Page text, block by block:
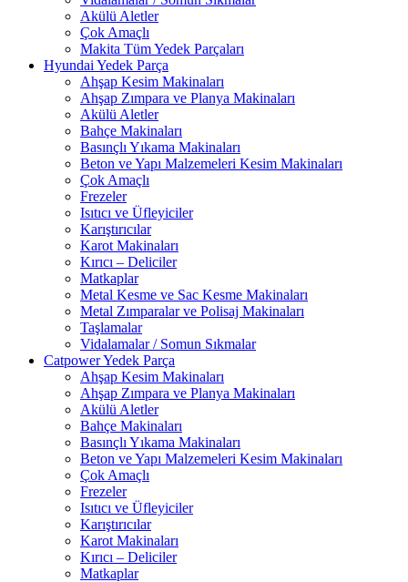
Akülü Aletler
Çok Amaçlı
Makita Tüm Yedek Parçaları
Hyundai Yedek Parça
Ahşap Kesim Makinaları
Ahşap Zımpara ve Planya Makinaları
Akülü Aletler
Bahçe Makinaları
Basınçlı Yıkama Makinaları
Beton ve Yapı Malzemeleri Kesim Makinaları
Çok Amaçlı
Frezeler
Isıtıcı ve Üfleyiciler
Karıştırıcılar
Karot Makinaları
Kırıcı – Deliciler
Matkaplar
Metal Kesme ve Sac Kesme Makinaları
Metal Zımparalar ve Polisaj Makinaları
Taşlamalar
Vidalamalar / Somun Sıkmalar
Catpower Yedek Parça
Ahşap Kesim Makinaları
Ahşap Zımpara ve Planya Makinaları
Akülü Aletler
Bahçe Makinaları
Basınçlı Yıkama Makinaları
Beton ve Yapı Malzemeleri Kesim Makinaları
Çok Amaçlı
Frezeler
Isıtıcı ve Üfleyiciler
Karıştırıcılar
Karot Makinaları
Kırıcı – Deliciler
Matkaplar